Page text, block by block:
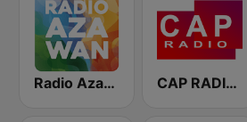
Radio Azawan CAP RADIO MAROC